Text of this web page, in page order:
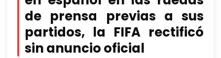
de prensa previas a sus
partidos, la FIFA rectificó
sin anuncio oficial